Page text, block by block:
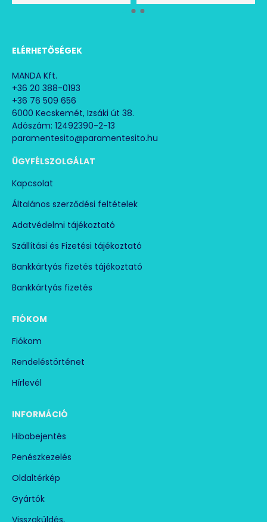
ELÉRHETŐSÉGEK
MANDA Kft.
+36 20 388-0193
+36 76 509 656
6000 Kecskemét, Izsáki út 38.
Adószám: 12492390-2-13
paramentesito@paramentesito.hu
ÜGYFÉLSZOLGÁLAT
Kapcsolat
Általános szerződési feltételek
Adatvédelmi tájékoztató
Szállítási és Fizetési tájékoztató
Bankkártyás fizetés tájékoztató
Bankkártyás fizetés
FIÓKOM
Fiókom
Rendeléstörténet
Hírlevél
INFORMÁCIÓ
Hibabejentés
Penészkezelés
Oldaltérkép
Gyártók
Visszaküldés,